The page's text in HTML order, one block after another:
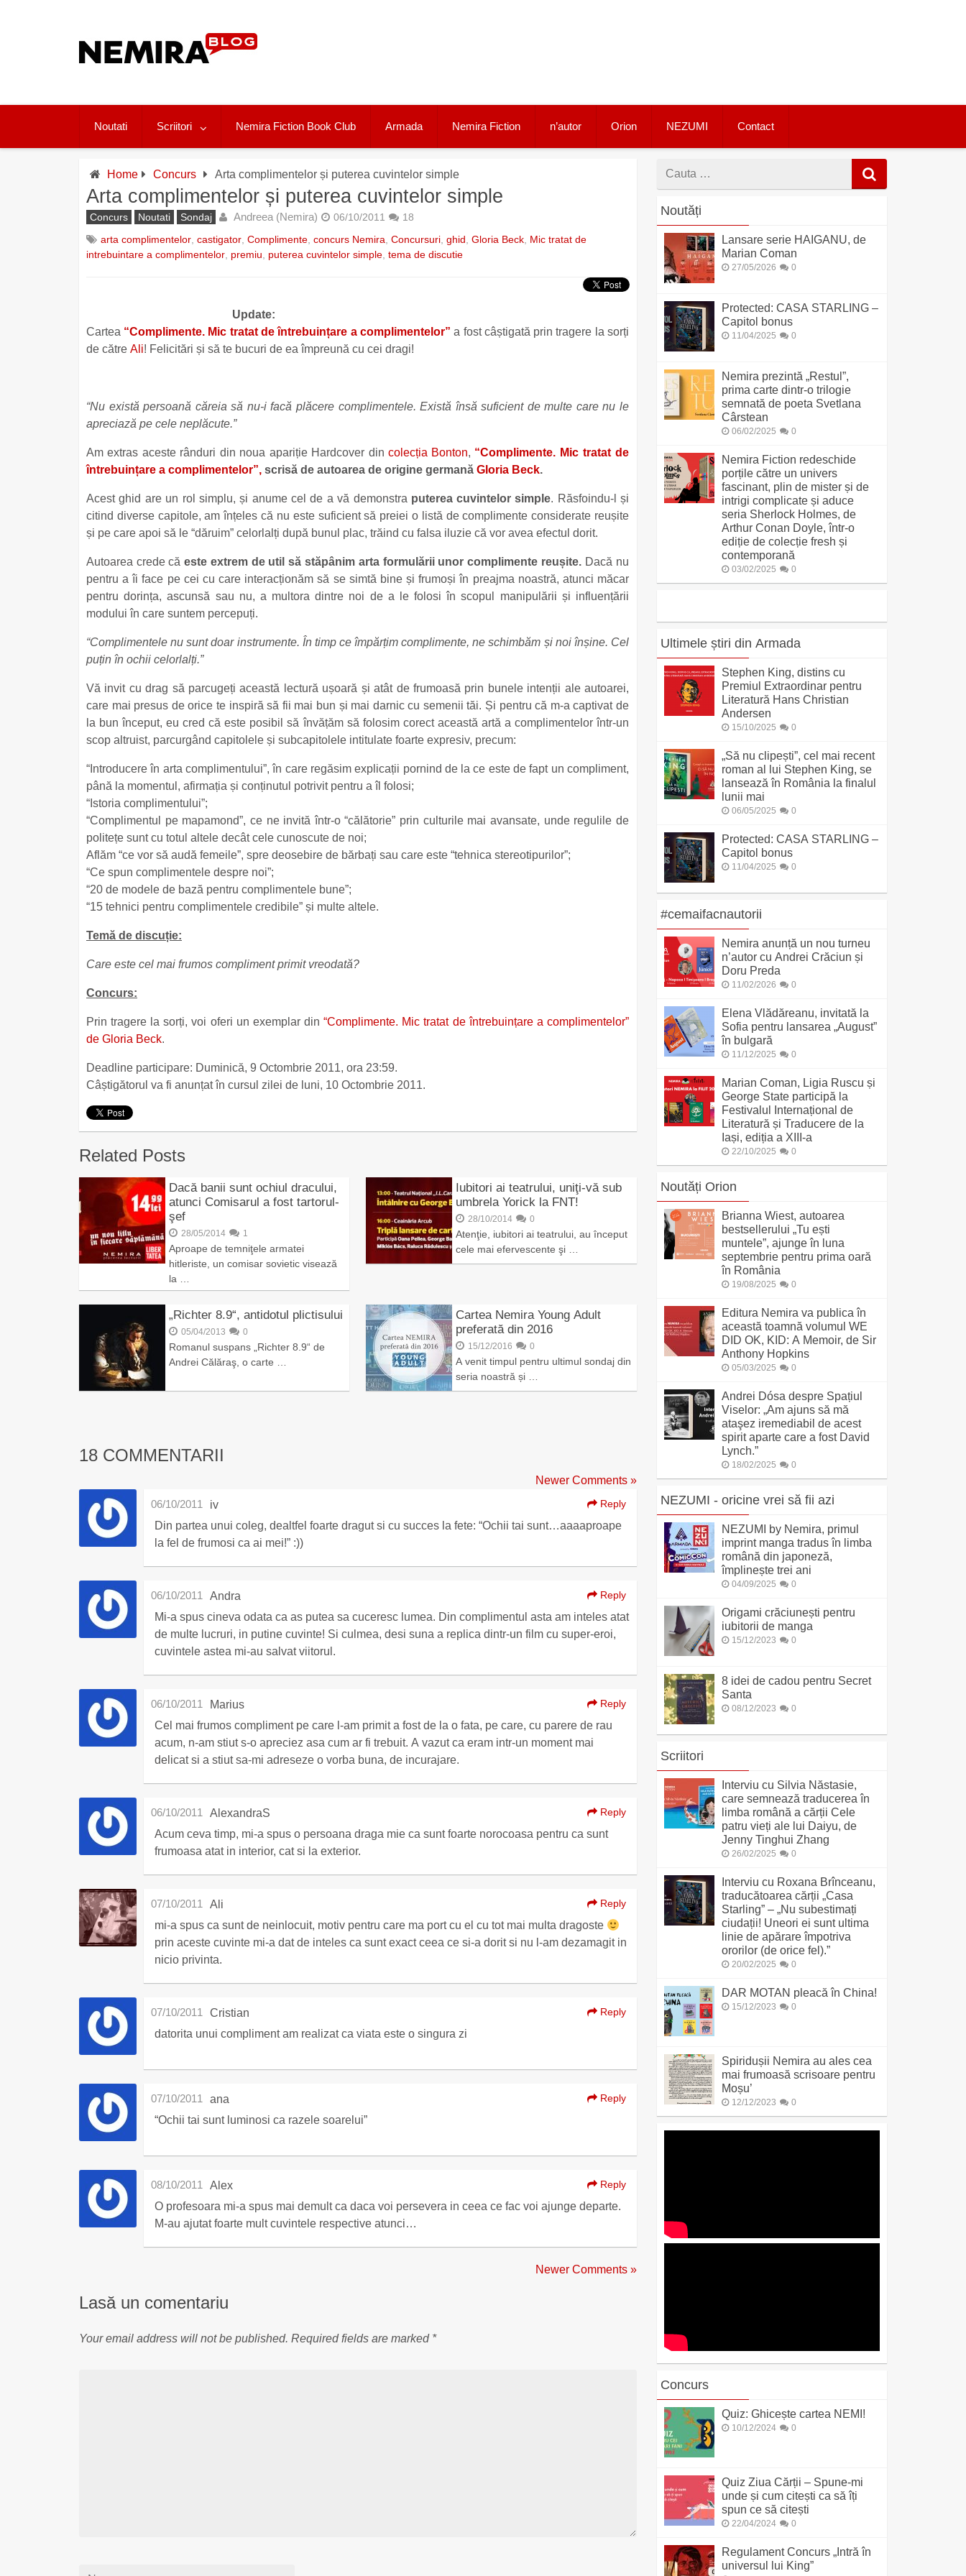
Noutati Scriitori Nemira Fiction Book Club Armada Nemira Fiction n’autor Orion NEZUMI Contact
Home Concurs Arta complimentelor și puterea cuvintelor simple
Arta complimentelor și puterea cuvintelor simple
Concurs Noutati Sondaj Andreea (Nemira) 06/10/2011
18
arta complimentelor castigator Complimente concurs Nemira Concursuri ghid Gloria Beck Mic tratat de
intrebuintare a complimentelor premiu puterea cuvintelor simple tema de discutie
Update:
Cartea “Complimente. Mic tratat de întrebuințare a complimentelor” a fost câștigată prin tragere la sorți
de către Ali! Felicitări și să te bucuri de ea împreună cu cei dragi!
“Nu există persoană căreia să nu-i facă plăcere complimentele. Există însă suficient de multe care nu le
apreciază pe cele neplăcute.”
Am extras aceste rânduri din noua apariție Hardcover din colecția Bonton, “Complimente. Mic tratat de
întrebuințare a complimentelor”, scrisă de autoarea de origine germană Gloria Beck.
Acest ghid are un rol simplu, și anume cel de a vă demonstra puterea cuvintelor simple. Răsfoindu-l și
citind diverse capitole, am înțeles că nu este suficient să preiei o listă de complimente considerate reușite
și pe care apoi să le “dăruim” celorlalți după bunul plac, trăind cu falsa iluzie că vor avea efectul dorit.
Autoarea crede că este extrem de util să stăpânim arta formulării unor complimente reușite. Dacă nu
pentru a îi face pe cei cu care interacționăm să se simtă bine și frumoși în preajma noastră, atunci măcar
pentru dorința, ascunsă sau nu, a multora dintre noi de a le folosi în scopul manipulării și influențării
modului în care suntem percepuți.
“Complimentele nu sunt doar instrumente. În timp ce împărțim complimente, ne schimbăm și noi înșine. Cel
puțin în ochii celorlalți.”
Vă invit cu drag să parcugeți această lectură ușoară și atât de frumoasă prin bunele intenții ale autoarei,
care mai presus de orice te inspiră să fii mai bun și mai darnic cu semenii tăi. Și pentru că m-a captivat de
la bun început, eu cred că este posibil să învățăm să folosim corect această artă a complimentelor într-un
scop altruist, parcurgând capitolele și subcapitolele intitulate foarte expresiv, precum:
“Introducere în arta complimentului”, în care regăsim explicații pornind de la ce este de fapt un compliment,
până la momentul, afirmația și conținutul potrivit pentru a îl folosi;
“Istoria complimentului”;
“Complimentul pe mapamond”, ce ne invită într-o “călătorie” prin culturile mai avansate, unde regulile de
politețe sunt cu totul altele decât cele cunoscute de noi;
Aflăm “ce vor să audă femeile”, spre deosebire de bărbați sau care este “tehnica stereotipurilor”;
“Ce spun complimentele despre noi”;
“20 de modele de bază pentru complimentele bune”;
“15 tehnici pentru complimentele credibile” și multe altele.
Temă de discuție:
Care este cel mai frumos compliment primit vreodată?
Concurs:
Prin tragere la sorți, voi oferi un exemplar din “Complimente. Mic tratat de întrebuințare a complimentelor”
de Gloria Beck.
Deadline participare: Duminică, 9 Octombrie 2011, ora 23:59.
Câștigătorul va fi anunțat în cursul zilei de luni, 10 Octombrie 2011.
Related Posts
Dacă banii sunt ochiul dracului,
atunci Comisarul a fost tartorul-
şef
28/05/2014 1
Aproape de temniţele armatei
hitleriste, un comisar sovietic visează
la …
Iubitori ai teatrului, uniţi-vă sub
umbrela Yorick la FNT!
28/10/2014 0
Atenţie, iubitori ai teatrului, au început
cele mai efervescente şi …
„Richter 8.9“, antidotul plictisului
05/04/2013 0
Romanul suspans „Richter 8.9“ de
Andrei Călăraş, o carte …
Cartea Nemira Young Adult
preferată din 2016
15/12/2016 0
A venit timpul pentru ultimul sondaj din
seria noastră și …
18 COMMENTARII
Newer Comments »
iv
06/10/2011 Reply
Din partea unui coleg, dealtfel foarte dragut si cu succes la fete: “Ochii tai sunt…aaaaproape
la fel de frumosi ca ai mei!” :))
Andra
06/10/2011 Reply
Mi-a spus cineva odata ca as putea sa cuceresc lumea. Din complimentul asta am inteles atat
de multe lucruri, in putine cuvinte! Si culmea, desi suna a replica dintr-un film cu super-eroi,
cuvintele astea mi-au salvat viitorul.
Marius
06/10/2011 Reply
Cel mai frumos compliment pe care l-am primit a fost de la o fata, pe care, cu parere de rau
acum, n-am stiut s-o apreciez asa cum ar fi trebuit. A vazut ca eram intr-un moment mai
delicat si a stiut sa-mi adreseze o vorba buna, de incurajare.
AlexandraS
06/10/2011 Reply
Acum ceva timp, mi-a spus o persoana draga mie ca sunt foarte norocoasa pentru ca sunt
frumoasa atat in interior, cat si la exterior.
Ali
07/10/2011 Reply
mi-a spus ca sunt de neinlocuit, motiv pentru care ma port cu el cu tot mai multa dragoste
prin aceste cuvinte mi-a dat de inteles ca sunt exact ceea ce si-a dorit si nu l-am dezamagit in
nicio privinta.
Cristian
07/10/2011 Reply
datorita unui compliment am realizat ca viata este o singura zi
ana
07/10/2011 Reply
“Ochii tai sunt luminosi ca razele soarelui”
Alex
08/10/2011 Reply
O profesoara mi-a spus mai demult ca daca voi persevera in ceea ce fac voi ajunge departe.
M-au ajutat foarte mult cuvintele respective atunci…
Newer Comments »
Lasă un comentariu
Your email address will not be published. Required fields are marked *
Cauta
Noutăți
Lansare serie HAIGANU, de
Marian Coman
27/05/2026 0
Protected: CASA STARLING –
Capitol bonus
11/04/2025 0
Nemira prezintă „Restul”,
prima carte dintr-o trilogie
semnată de poeta Svetlana
Cârstean
06/02/2025 0
Nemira Fiction redeschide
porțile către un univers
fascinant, plin de mister și de
intrigi complicate și aduce
seria Sherlock Holmes, de
Arthur Conan Doyle, într-o
ediție de colecție fresh și
contemporană
03/02/2025 0
Ultimele știri din Armada
Stephen King, distins cu
Premiul Extraordinar pentru
Literatură Hans Christian
Andersen
15/10/2025 0
„Să nu clipești”, cel mai recent
roman al lui Stephen King, se
lansează în România la finalul
lunii mai
06/05/2025 0
Protected: CASA STARLING –
Capitol bonus
11/04/2025 0
#cemaifacnautorii
Nemira anunță un nou turneu
n’autor cu Andrei Crăciun și
Doru Preda
11/02/2026 0
Elena Vlădăreanu, invitată la
Sofia pentru lansarea „August”
în bulgară
11/12/2025 0
Marian Coman, Ligia Ruscu și
George State participă la
Festivalul Internațional de
Literatură și Traducere de la
Iași, ediția a XIII-a
22/10/2025 0
Noutăți Orion
Brianna Wiest, autoarea
bestsellerului „Tu ești
muntele”, ajunge în luna
septembrie pentru prima oară
în România
19/08/2025 0
Editura Nemira va publica în
această toamnă volumul WE
DID OK, KID: A Memoir, de Sir
Anthony Hopkins
05/03/2025 0
Andrei Dósa despre Spațiul
Viselor: „Am ajuns să mă
ataşez iremediabil de acest
spirit aparte care a fost David
Lynch.”
18/02/2025 0
NEZUMI - oricine vrei să fii azi
NEZUMI by Nemira, primul
imprint manga tradus în limba
română din japoneză,
împlinește trei ani
04/09/2025 0
Origami crăciunești pentru
iubitorii de manga
15/12/2023 0
8 idei de cadou pentru Secret
Santa
08/12/2023 0
Scriitori
Interviu cu Silvia Năstasie,
care semnează traducerea în
limba română a cărții Cele
patru vieți ale lui Daiyu, de
Jenny Tinghui Zhang
26/02/2025 0
Interviu cu Roxana Brînceanu,
traducătoarea cărții „Casa
Starling” – „Nu subestimați
ciudații! Uneori ei sunt ultima
linie de apărare împotriva
ororilor (de orice fel).”
20/02/2025 0
DAR MOTAN pleacă în China!
15/12/2023 0
Spiridușii Nemira au ales cea
mai frumoasă scrisoare pentru
Moșu’
12/12/2023 0
Concurs
Quiz: Ghicește cartea NEMI!
10/12/2024 0
Quiz Ziua Cărții – Spune-mi
unde și cum citești ca să îți
spun ce să citești
22/04/2024 0
Regulament Concurs „Intră în
universul lui King”